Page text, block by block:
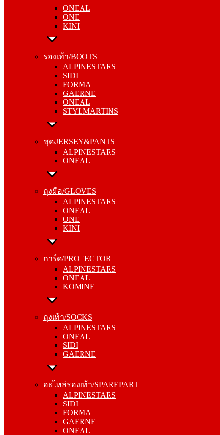
ONEAL
ONE
KINI
รองเท้า/BOOTS
ALPINESTARS
SIDI
FORMA
GAERNE
ONEAL
STYLMARTINS
ชุด/JERSEY&PANTS
ALPINESTARS
ONEAL
ถุงมือ/GLOVES
ALPINESTARS
ONEAL
ONE
KINI
การ์ด/PROTECTOR
ALPINESTARS
ONEAL
KOMINE
ถุงเท้า/SOCKS
ALPINESTARS
ONEAL
SIDI
GAERNE
อะไหล่รองเท้า/SPAREPART
ALPINESTARS
SIDI
FORMA
GAERNE
ONEAL
KINI
รองเท้า/BOOTS
SIDI
FORMA
GAERNE
ONEAL
STYLMARTINS
ชุด/JERSEY&PANTS
ONEAL
ถุงมือ/GLOVES
ONEAL
ONE
KINI
การ์ด/PROTECTOR
ONEAL
KOMINE
ถุงเท้า/SOCKS
ONEAL
SIDI
GAERNE
อะไหล่รองเท้า/SPAREPART
SIDI
FORMA
GAERNE
ONEAL